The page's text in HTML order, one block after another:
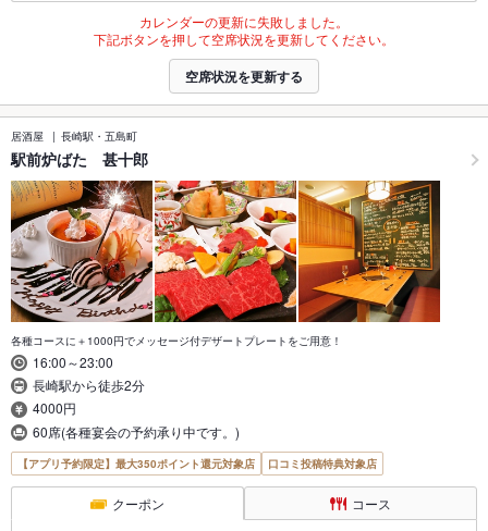
カレンダーの更新に失敗しました。
下記ボタンを押して空席状況を更新してください。
空席状況を更新する
居酒屋 長崎駅・五島町
駅前炉ばた 甚十郎
各種コースに＋1000円でメッセージ付デザートプレートをご用意！
16:00～23:00
長崎駅から徒歩2分
4000円
60席(各種宴会の予約承り中です。)
【アプリ予約限定】最大350ポイント還元対象店 口コミ投稿特典対象店
クーポン コース